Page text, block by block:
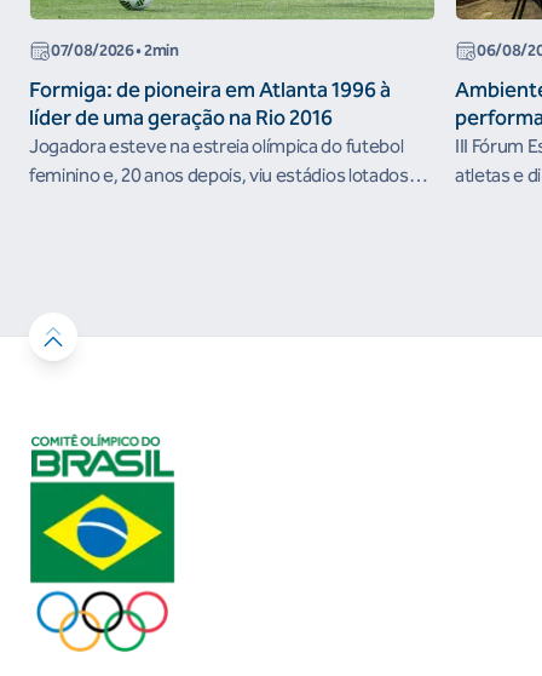
07/08/2026• 2min
Formiga: de pioneira em Atlanta 1996 à
líder de uma geração na Rio 2016
Jogadora esteve na estreia olímpica do futebol
feminino e, 20 anos depois, viu estádios lotados
06/08/
III Fórum
atletas e